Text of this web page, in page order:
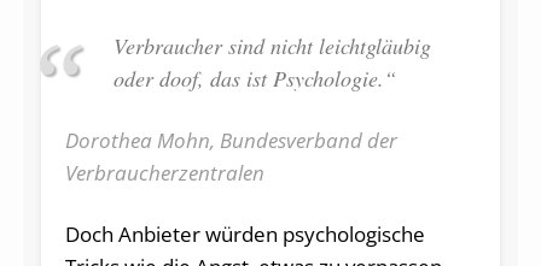
Verbraucher sind nicht leichtgläubig
oder doof, das ist Psychologie.“
Dorothea Mohn, Bundesverband der
Verbraucherzentralen
Doch Anbieter würden psychologische